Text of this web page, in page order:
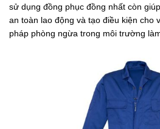
sử dụng đồng phục đồng nhất còn
an toàn lao động và tạo điều kiện cho
pháp phòng ngừa trong môi trường